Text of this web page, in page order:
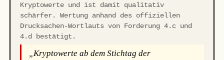
Kryptowerte und ist damit qualitativ
schärfer. Wertung anhand des offiziellen
Drucksachen-Wortlauts von Forderung 4.c und
4.d bestätigt.
„Kryptowerte ab dem Stichtag der